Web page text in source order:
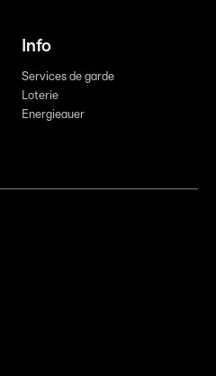
Info
Services de garde
Loterie
Energieauer